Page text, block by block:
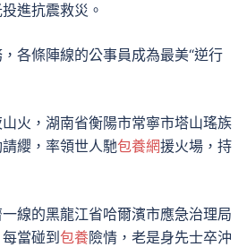
進抗震救災。
各條陣線的公事員成為最美“逆行
火，湖南省衡陽市常寧市塔山瑤族
纓，率領世人馳包養網援火場，持
線的黑龍江省哈爾濱市應急治理局
當碰到 包養險情，老是身先士卒沖